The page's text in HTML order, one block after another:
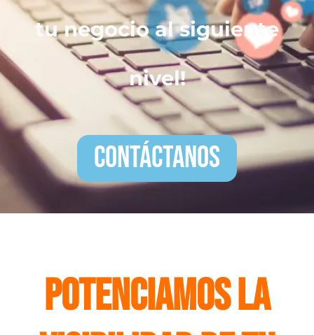
tu negocio al siguiente
nivel!
Contáctanos
Potenciamos la